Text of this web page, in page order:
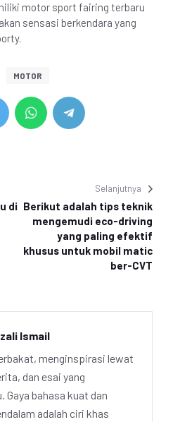
motor sport fairing terbaru
sensasi berkendara yang
MOTOR
di
Selanjutnya
Berikut adalah tips teknik
mengemudi eco-driving
yang paling efektif
khusus untuk mobil matic
ber-CVT
Ismail
menginspirasi lewat
dan esai yang
Gaya bahasa kuat dan
adalah ciri khas